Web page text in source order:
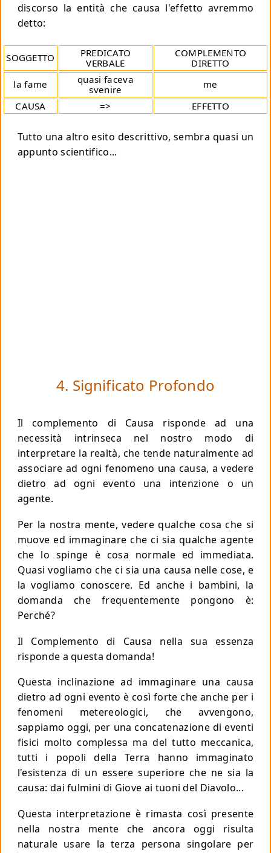
discorso la entità che causa l'effetto avremmo
detto:
SOGGETTO
PREDICATO
VERBALE
COMPLEMENTO
DIRETTO
la fame
quasi faceva
svenire
me
CAUSA
=> EFFETTO
Tutto una altro esito descrittivo, sembra quasi un
appunto scientifico...
4. Significato Profondo
Il complemento di Causa risponde ad una
necessità intrinseca nel nostro modo di
interpretare la realtà, che tende naturalmente ad
associare ad ogni fenomeno una causa, a vedere
dietro ad ogni evento una intenzione o un
agente.
Per la nostra mente, vedere qualche cosa che si
muove ed immaginare che ci sia qualche agente
che lo spinge è cosa normale ed immediata.
Quasi vogliamo che ci sia una causa nelle cose, e
la vogliamo conoscere. Ed anche i bambini, la
domanda che frequentemente pongono è:
Perché?
Il Complemento di Causa nella sua essenza
risponde a questa domanda!
Questa inclinazione ad immaginare una causa
dietro ad ogni evento è così forte che anche per i
fenomeni metereologici, che avvengono,
sappiamo oggi, per una concatenazione di eventi
fisici molto complessa ma del tutto meccanica,
tutti i popoli della Terra hanno immaginato
l'esistenza di un essere superiore che ne sia la
causa: dai fulmini di Giove ai tuoni del Diavolo...
Questa interpretazione è rimasta così presente
nella nostra mente che ancora oggi risulta
naturale usare la terza persona singolare per